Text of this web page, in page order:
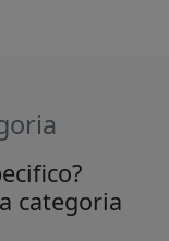
categoria